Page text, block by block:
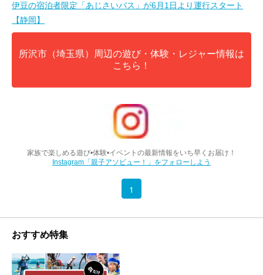
伊豆の宿泊者限定「あじさいバス」が6月1日より運行スタート
【静岡】
所沢市（埼玉県）周辺の遊び・体験・レジャー情報は
こちら！
家族で楽しめる遊び•体験•イベントの最新情報をいち早くお届け！
Instagram「親子アソビュー！」をフォローしよう
1
おすすめ特集